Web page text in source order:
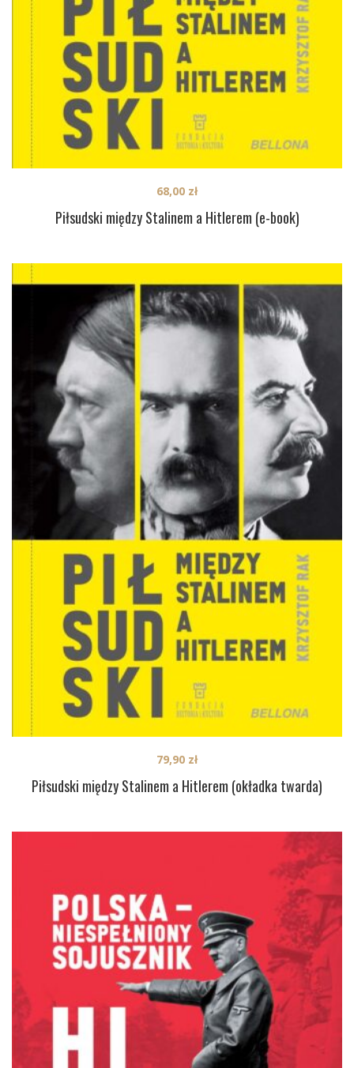
Piłsudski między Stalinem a Hitlerem (e-book)
68,00 zł
Piłsudski między Stalinem a Hitlerem (okładka twarda)
79,90 zł